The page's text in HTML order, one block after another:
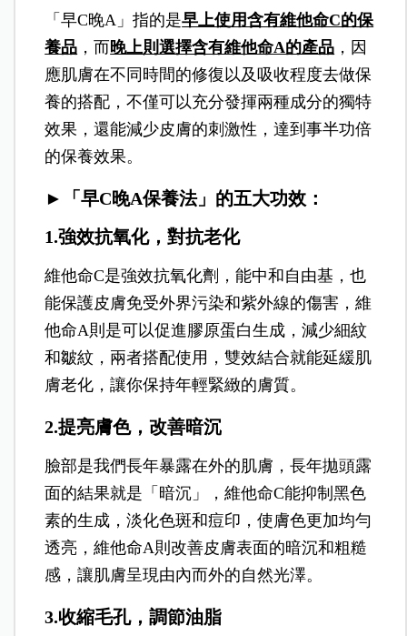
「早C晚A」指的是早上使用含有維他命C的保
養品 ，而晚上則選擇含有維他命A的產品 ，因
應肌膚在不同時間的修復以及吸收程度去做保
養的搭配，不僅可以充分發揮兩種成分的獨特
效果，還能減少皮膚的刺激性，達到事半功倍
的保養效果。
►「早C晚A保養法」的五大功效：
1.強效抗氧化，對抗老化
維他命C是強效抗氧化劑，能中和自由基，也
能保護皮膚免受外界污染和紫外線的傷害，維
他命A則是可以促進膠原蛋白生成，減少細紋
和皺紋，兩者搭配使用，雙效結合就能延緩肌
膚老化，讓你保持年輕緊緻的膚質。
2.提亮膚色，改善暗沉
臉部是我們長年暴露在外的肌膚，長年拋頭露
面的結果就是「暗沉」，維他命C能抑制黑色
素的生成，淡化色斑和痘印，使膚色更加均勻
透亮，維他命A則改善皮膚表面的暗沉和粗糙
感，讓肌膚呈現由內而外的自然光澤。
3.收縮毛孔，調節油脂